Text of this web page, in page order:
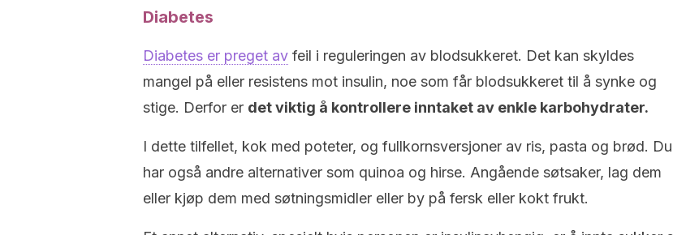
Diabetes
Diabetes er preget av feil i reguleringen av blodsukkeret. Det kan skyldes
mangel på eller resistens mot insulin, noe som får blodsukkeret til å synke og
stige. Derfor er det viktig å kontrollere inntaket av enkle karbohydrater.
I dette tilfellet, kok med poteter, og fullkornsversjoner av ris, pasta og brød. Du
har også andre alternativer som quinoa og hirse. Angående søtsaker, lag dem
eller kjøp dem med søtningsmidler eller by på fersk eller kokt frukt.